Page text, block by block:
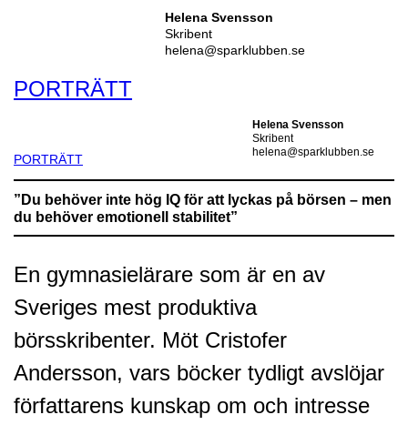
Helena Svensson
Skribent
helena@sparklubben.se
PORTRÄTT
PORTRÄTT
Helena Svensson
Skribent
helena@sparklubben.se
”Du behöver inte hög IQ för att lyckas på börsen – men
du behöver emotionell stabilitet”
En gymnasielärare som är en av
Sveriges mest produktiva
börsskribenter. Möt Cristofer
Andersson, vars böcker tydligt avslöjar
författarens kunskap om och intresse